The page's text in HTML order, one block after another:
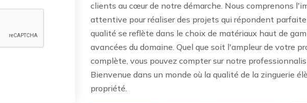
clients au cœur de notre démarche. Nous comprenons
attentive pour réaliser des projets qui répondent
qualité se reflète dans le choix de matériaux haut de
avancées du domaine. Quel que soit l'ampleur de votre
complète, vous pouvez compter sur notre
Bienvenue dans un monde où la qualité de la zinguerie
propriété.